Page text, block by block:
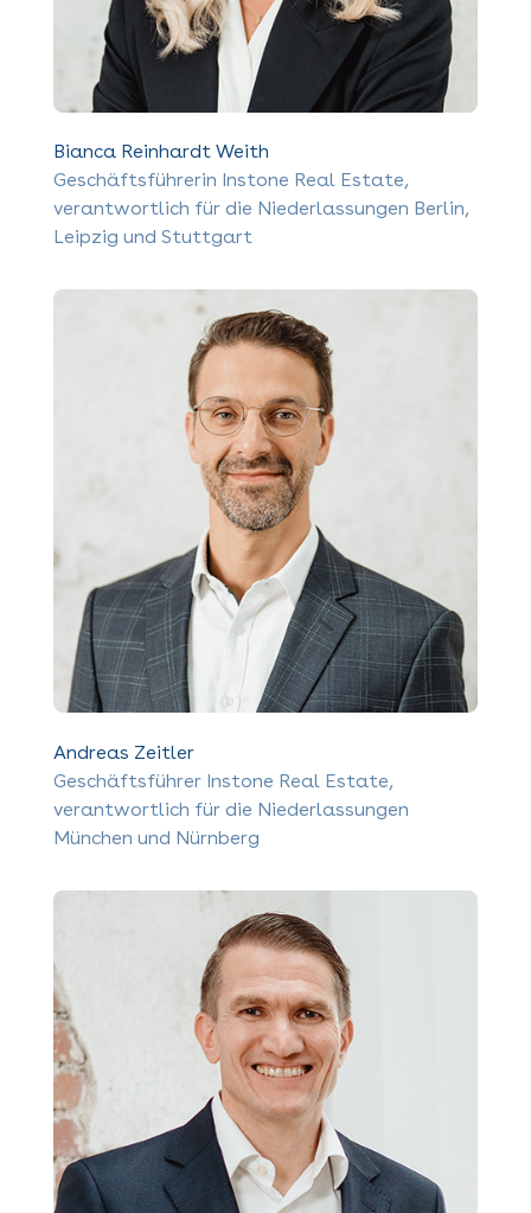
Bianca Reinhardt Weith
Geschäftsführerin Instone Real Estate,
verantwortlich für die Niederlassungen Berlin,
Leipzig und Stuttgart
Andreas Zeitler
Geschäftsführer Instone Real Estate,
verantwortlich für die Niederlassungen
München und Nürnberg